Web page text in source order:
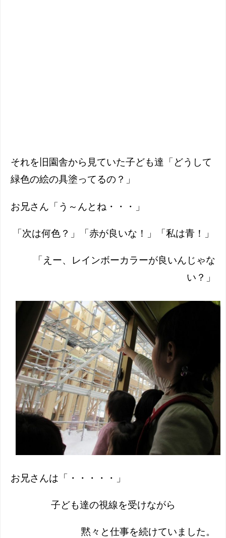
それを旧園舎から見ていた子ども達「どうして
緑色の絵の具塗ってるの？」
お兄さん「う～んとね・・・」
「次は何色？」「赤が良いな！」「私は青！」
「えー、レインボーカラーが良いんじゃな
い？」
お兄さんは「・・・・・」
子ども達の視線を受けながら
黙々と仕事を続けていました。